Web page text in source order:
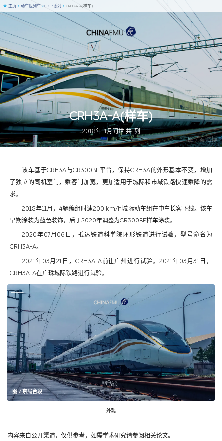
图 / 秦浩博
CRH3A-A(样车)
2018年11月问世 共1列
主页 动车组列车 CRH3系列 CRH3A-A(样车)
该车基于CRH3A与CR300BF平台，保持CRH3A的外形基本不变，增加
了独立的司机室门，乘客门加宽，更加适用于城际和市域铁路快速乘降的需
求。
2018年11月，4辆编组时速200 km/h城际动车组在中车长客下线。该车
早期涂装为蓝色装饰，后于2020年调整为CR300BF样车涂装。
2020年07月06日，抵达铁道科学院环形铁道进行试验，型号命名为
CRH3A-A。
2021年03月21日，CRH3A-A前往广州进行试验。2021年03月31日，
CRH3A-A在广珠城际铁路进行试验。
图 / 京局台段
外观
内容来自公开渠道，仅供参考，如需学术研究请参阅相关论文。